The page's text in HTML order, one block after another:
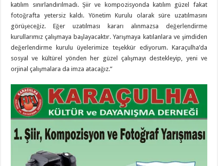
katılım sınırlandırılmadı. Şiir ve kompozisyonda katılım güzel fakat
fotoğrafta yetersiz kaldı. Yönetim Kurulu olarak süre uzatılmasını
görüşeceğiz. Eğer uzatılması kararı alınmazsa değerlendirme
kurullarımız çalışmaya başlayacaktır. Yarışmaya katılanlara ve şimdiden
değerlendirme kurulu üyelerimize teşekkür ediyorum. Karaçulha’da
sosyal ve kültürel yönden her güzel çalışmayı destekleyip, yeni ve
orjinal çalışmalara da imza atacağız.”